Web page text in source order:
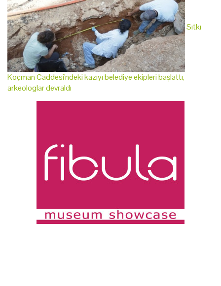
Sıtkı
Koçman Caddesi'ndeki kazıyı belediye ekipleri başlattı,
arkeologlar devraldı